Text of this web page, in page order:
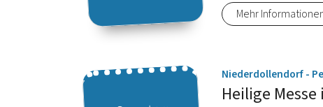
Datum: 2. September 2026
Mehr
Niederdollendorf -
Heilige